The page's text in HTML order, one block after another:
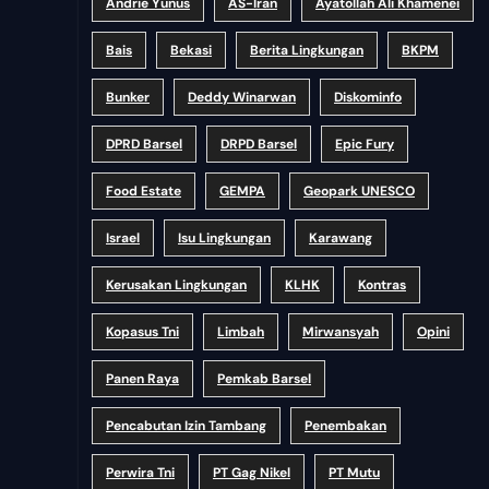
Bais Bekasi Berita Lingkungan BKPM
Bunker Deddy Winarwan Diskominfo
DPRD Barsel DRPD Barsel Epic Fury
Food Estate GEMPA Geopark UNESCO
Israel Isu Lingkungan Karawang
Kerusakan Lingkungan KLHK Kontras
Kopasus Tni Limbah Mirwansyah Opini
Panen Raya Pemkab Barsel
Pencabutan Izin Tambang Penembakan
Perwira Tni PT Gag Nikel PT Mutu